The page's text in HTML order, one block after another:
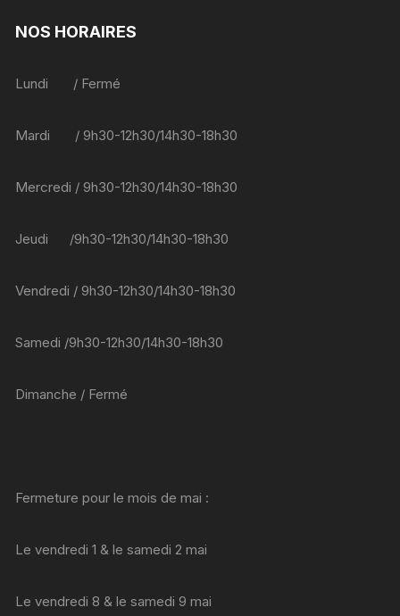
NOS HORAIRES
Lundi / Fermé
Mardi / 9h30-12h30/14h30-18h30
Mercredi / 9h30-12h30/14h30-18h30
Jeudi /9h30-12h30/14h30-18h30
Vendredi / 9h30-12h30/14h30-18h30
Samedi /9h30-12h30/14h30-18h30
Dimanche / Fermé
Fermeture pour le mois de mai :
Le vendredi 1 & le samedi 2 mai
Le vendredi 8 & le samedi 9 mai